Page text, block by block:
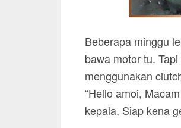
Beberapa minggu
bawa motor tu.
menggunakan
“Hello amoi,
kepala. Siap kena